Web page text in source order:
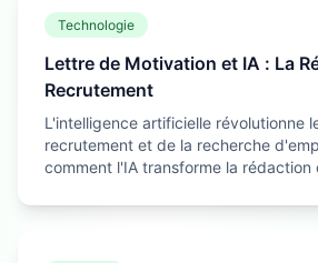
Technologie
Lettre de Motivation et IA : La
Recrutement
L'intelligence artificielle révolutionne
recrutement et de la recherche
comment l'IA transforme la rédaction